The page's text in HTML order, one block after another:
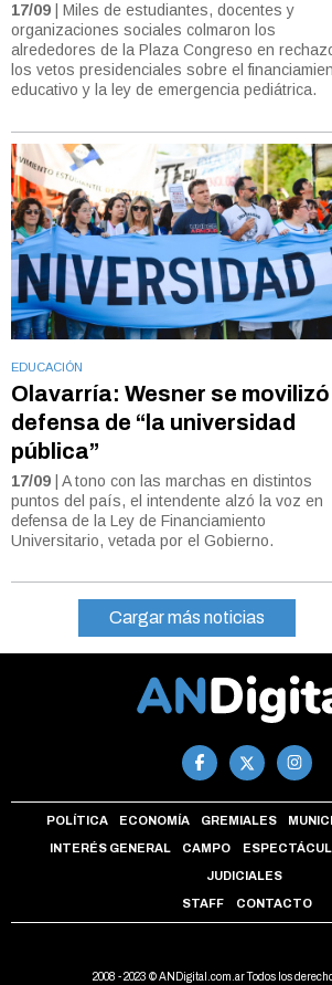
17/09 | Miles de estudiantes, docentes y
organizaciones sociales colmaron los
alrededores de la Plaza Congreso en
los vetos presidenciales sobre el
educativo y la ley de emergencia pediátrica.
EDUCACIÓN
Olavarría: Wesner se movilizó
defensa de “la universidad
pública”
17/09 | A tono con las marchas en distintos
puntos del país, el intendente alzó la voz en
defensa de la Ley de Financiamiento
Universitario, vetada por el Gobierno.
Cargar más noticias
POLÍTICA ECONOMÍA GREMIALES
INTERÉS GENERAL CAMPO
JUDICIALES
STAFF CONTACTO
2008 - 2023 © ANDigital.com.ar Todos los